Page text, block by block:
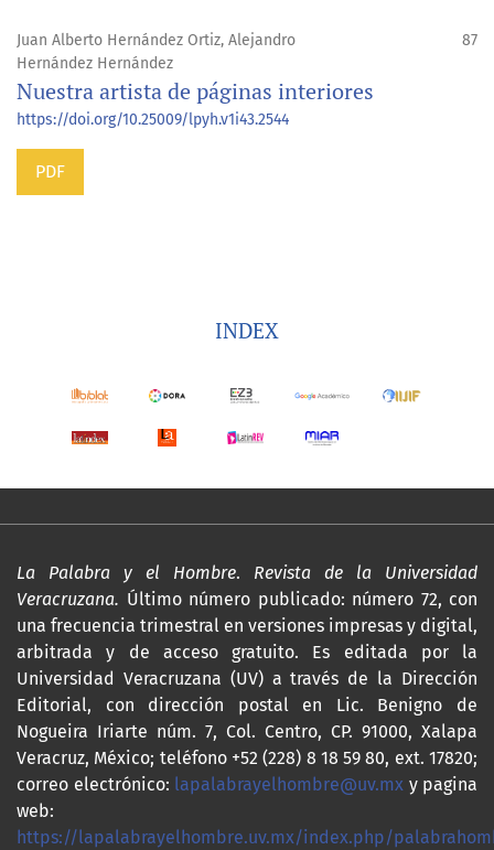
Juan Alberto Hernández Ortiz, Alejandro
Hernández Hernández
87
Nuestra artista de páginas interiores
https://doi.org/10.25009/lpyh.v1i43.2544
PDF
INDEX
La Palabra y el Hombre. Revista de la Universidad
Veracruzana. Último número publicado: número 72, con
una frecuencia trimestral en versiones impresas y digital,
arbitrada y de acceso gratuito. Es editada por la
Universidad Veracruzana (UV) a través de la Dirección
Editorial, con dirección postal en Lic. Benigno de
Nogueira Iriarte núm. 7, Col. Centro, CP. 91000, Xalapa
Veracruz, México; teléfono +52 (228) 8 18 59 80, ext. 17820;
correo electrónico: lapalabrayelhombre@uv.mx y pagina
web:
https://lapalabrayelhombre.uv.mx/index.php/